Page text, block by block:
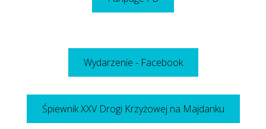
Wydarzenie - Facebook
Śpiewnik XXV Drogi Krzyżowej na Majdanku